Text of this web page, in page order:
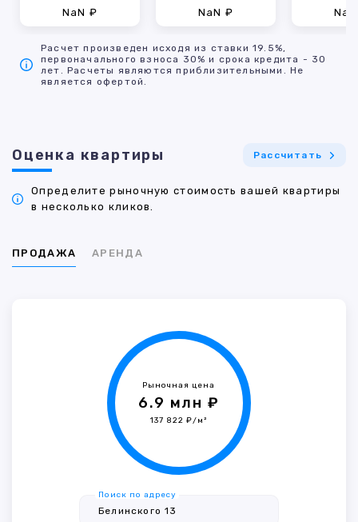
NaN ₽ NaN ₽
Расчет произведен исходя из ставки 19.5%,
первоначального взноса 30% и срока кредита - 30
лет. Расчеты являются приблизительными. Не
является офертой.
Оценка квартиры Рассчитать
Определите рыночную стоимость вашей квартиры
в несколько кликов.
ПРОДАЖА АРЕНДА
Рыночная цена
6.9 млн ₽
137 822 ₽/м²
Поиск по адресу